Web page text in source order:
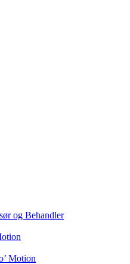
og Behandler
Motion